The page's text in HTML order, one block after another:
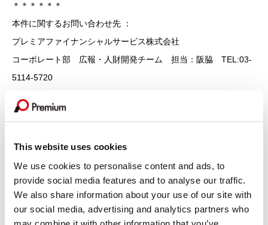
This website uses cookies
We use cookies to personalise content and ads, to
provide social media features and to analyse our traffic.
We also share information about your use of our site with
our social media, advertising and analytics partners who
＊＊＊＊＊＊
本件に関するお問い合わせ先 ：
プレミアファイナンシャルサービス株式会社
コーポレート部 広報・人財開発チーム 担当：阪脇 TEL:03-
5114-5720
最新記事
2026.07.29 その他